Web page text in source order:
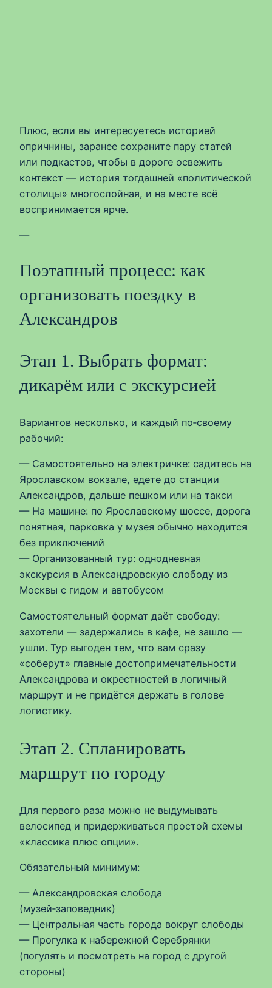
Плюс, если вы интересуетесь историей
опричнины, заранее сохраните пару статей
или подкастов, чтобы в дороге освежить
контекст — история тогдашней «политической
столицы» многослойная, и на месте всё
воспринимается ярче.
—
Поэтапный процесс: как
организовать поездку в
Александров
Этап 1. Выбрать формат:
дикарём или с экскурсией
Вариантов несколько, и каждый по‑своему
рабочий:
— Самостоятельно на электричке: садитесь на
Ярославском вокзале, едете до станции
Александров, дальше пешком или на такси
— На машине: по Ярославскому шоссе, дорога
понятная, парковка у музея обычно находится
без приключений
— Организованный тур: однодневная
экскурсия в Александровскую слободу из
Москвы с гидом и автобусом
Самостоятельный формат даёт свободу:
захотели — задержались в кафе, не зашло —
ушли. Тур выгоден тем, что вам сразу
«соберут» главные достопримечательности
Александрова и окрестностей в логичный
маршрут и не придётся держать в голове
логистику.
Этап 2. Спланировать
маршрут по городу
Для первого раза можно не выдумывать
велосипед и придерживаться простой схемы
«классика плюс опции».
Обязательный минимум:
— Александровская слобода
(музей‑заповедник)
— Центральная часть города вокруг слободы
— Прогулка к набережной Серебрянки
(погулять и посмотреть на город с другой
стороны)